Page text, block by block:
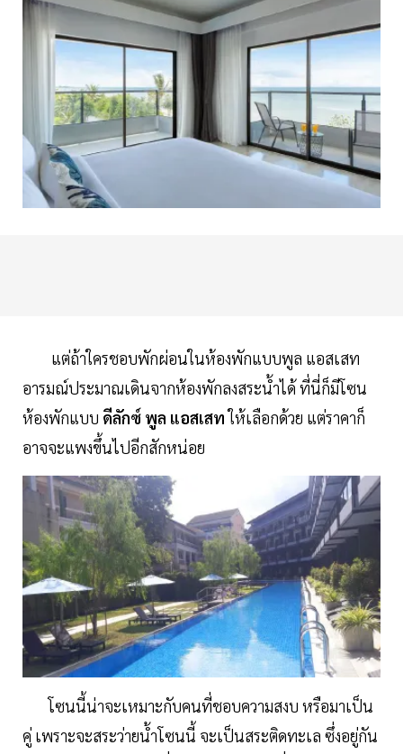
แต่ถ้าใครชอบพักผ่อนในห้องพักแบบพูล แอสเสท
อารมณ์ประมาณเดินจากห้องพักลงสระน้ำได้ ที่นี่ก็มีโซน
ห้องพักแบบ ดีลักซ์ พูล แอสเสทให้เลือกด้วย แต่ราคาก็
อาจจะแพงขึ้นไปอีกสักหน่อย
โซนนี้น่าจะเหมาะกับคนที่ชอบความสงบ หรือมาเป็น
คู่ เพราะจะสระว่ายน้ำโซนนี้ จะเป็นสระติดทะเล ซึ่งอยู่กัน